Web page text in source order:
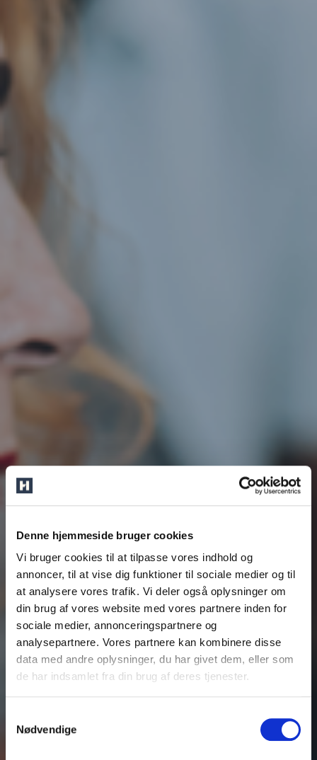
Denne hjemmeside bruger cookies
Vi bruger cookies til at tilpasse vores indhold og
annoncer, til at vise dig funktioner til sociale medier og til
at analysere vores trafik. Vi deler også oplysninger om
din brug af vores website med vores partnere inden for
sociale medier, annonceringspartnere og
analysepartnere. Vores partnere kan kombinere disse
data med andre oplysninger, du har givet dem, eller som
de har indsamlet fra din brug af deres tjenester.
Nødvendige